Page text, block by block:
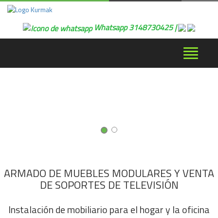
Whatsapp 3148730425 |
ARMADO DE MUEBLES MODULARES Y VENTA
DE SOPORTES DE TELEVISIÓN
Instalación de mobiliario para el hogar y la oficina